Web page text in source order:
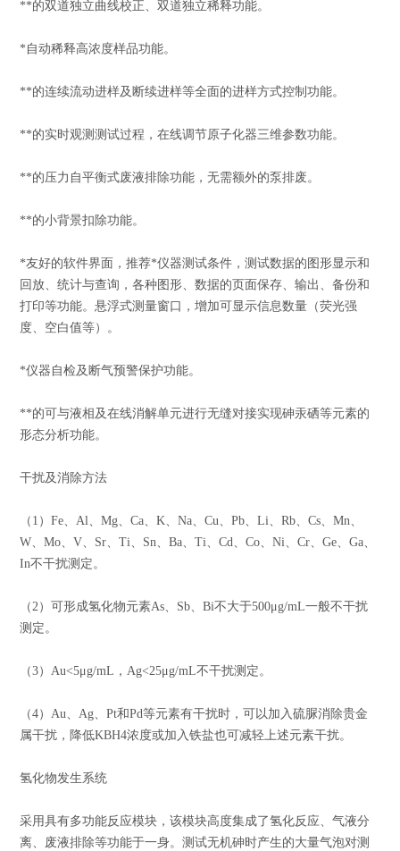
**的双道独立曲线校正、双道独立稀释功能。
*自动稀释高浓度样品功能。
**的连续流动进样及断续进样等全面的进样方式控制功能。
**的实时观测测试过程，在线调节原子化器三维参数功能。
**的压力自平衡式废液排除功能，无需额外的泵排废。
**的小背景扣除功能。
*友好的软件界面，推荐*仪器测试条件，测试数据的图形显示和
回放、统计与查询，各种图形、数据的页面保存、输出、备份和
打印等功能。悬浮式测量窗口，增加可显示信息数量（荧光强
度、空白值等）。
*仪器自检及断气预警保护功能。
**的可与液相及在线消解单元进行无缝对接实现砷汞硒等元素的
形态分析功能。
干扰及消除方法
（1）Fe、Al、Mg、Ca、K、Na、Cu、Pb、Li、Rb、Cs、Mn、
W、Mo、V、Sr、Ti、Sn、Ba、Ti、Cd、Co、Ni、Cr、Ge、Ga、
In不干扰测定。
（2）可形成氢化物元素As、Sb、Bi不大于500μg/mL一般不干扰
测定。
（3）Au<5μg/mL，Ag<25μg/mL不干扰测定。
（4）Au、Ag、Pt和Pd等元素有干扰时，可以加入硫脲消除贵金
属干扰，降低KBH4浓度或加入铁盐也可减轻上述元素干扰。
氢化物发生系统
采用具有多功能反应模块，该模块高度集成了氢化反应、气液分
离、废液排除等功能于一身。测试无机砷时产生的大量气泡对测